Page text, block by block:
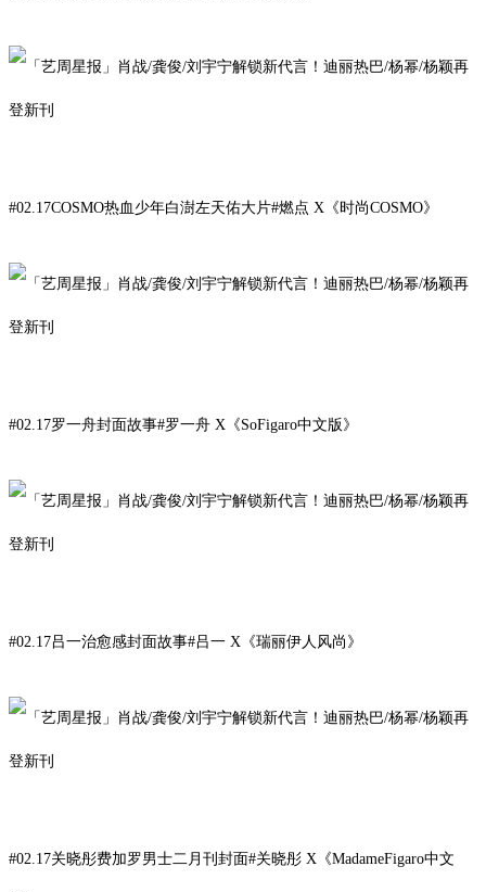
#02.17COSMO热血少年白澍左天佑大片#燃点 X 《时尚COSMO》
#02.17罗一舟封面故事#罗一舟 X《SoFigaro中文版》
#02.17吕一治愈感封面故事#吕一 X 《瑞丽伊人风尚》
#02.17关晓彤费加罗男士二月刊封面#关晓彤 X 《MadameFigaro中文